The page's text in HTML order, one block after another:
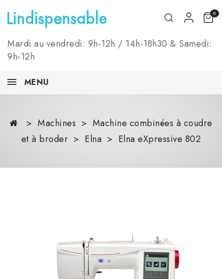
Mardi au vendredi: 9h-12h / 14h-18h30 & Samedi:
9h-12h
0
MENU
Machines
Machine combinées à coudre
et à broder
Elna Elna eXpressive 802